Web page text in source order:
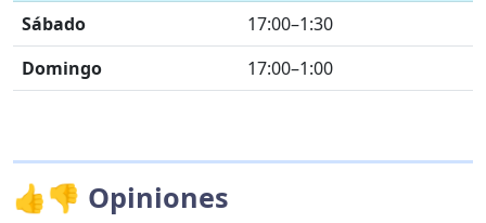
Sábado
17:00–1:30
Domingo
17:00–1:00
👍👎 Opiniones